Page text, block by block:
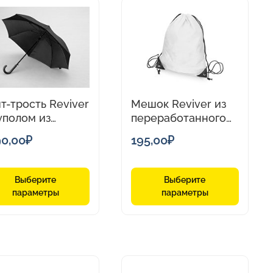
трость Reviver
из
₽
Выберите
параметры
Мешок Reviver из
переработанного
пластика
195,00₽
Выберите
параметры
несколько
вариаций.
можно
выбрать
на
товара.